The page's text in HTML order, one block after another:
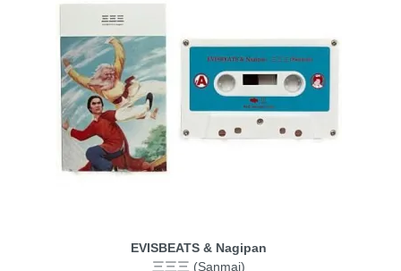
EVISBEATS & Nagipan
三三三 (Sanmai)